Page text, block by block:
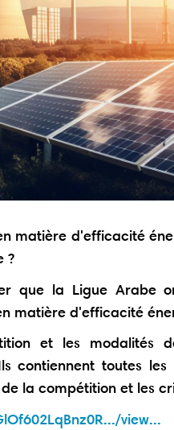
matière d'efficacité
?
que la Ligue Arabe
matière d'efficacité
et les modalités
contiennent toutes les
la compétition et les
view...